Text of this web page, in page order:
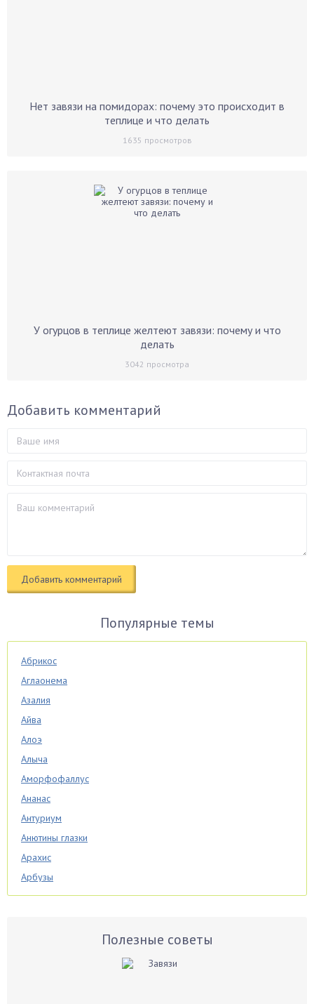
Нет завязи на помидорах: почему это происходит в
теплице и что делать
1635 просмотров
У огурцов в теплице желтеют завязи: почему и что
делать
3042 просмотра
Добавить комментарий
Популярные темы
Абрикос
Аглаонема
Азалия
Айва
Алоэ
Алыча
Аморфофаллус
Ананас
Антуриум
Анютины глазки
Арахис
Арбузы
Аспарагус
Полезные советы